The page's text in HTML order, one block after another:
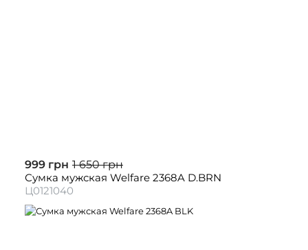
999 грн 1 650 грн
Сумка мужская Welfare 2368A D.BRN
Ц0121040